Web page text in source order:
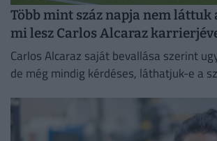
Több mint száz napja nem láttuk
mi lesz Carlos Alcaraz
Carlos Alcaraz saját bevallása szerint
de még mindig kérdéses, láthatjuk-e a